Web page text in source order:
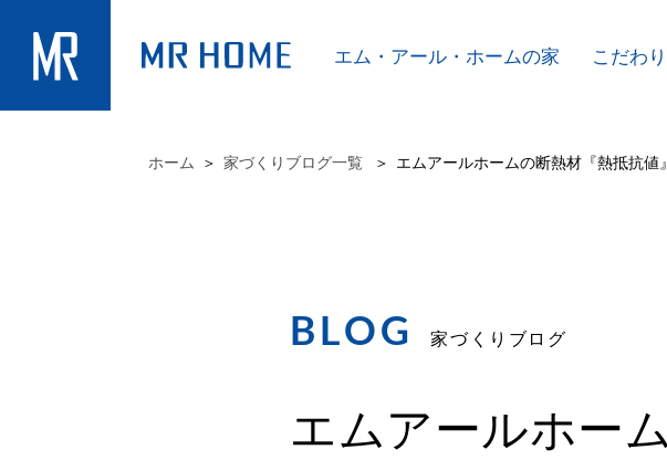
エム・アール・ホームの家 こだわり
ホーム 家づくりブログ一覧 エムアールホームの断熱材『熱抵抗
BLOG 家づくりブログ
エムアールホー